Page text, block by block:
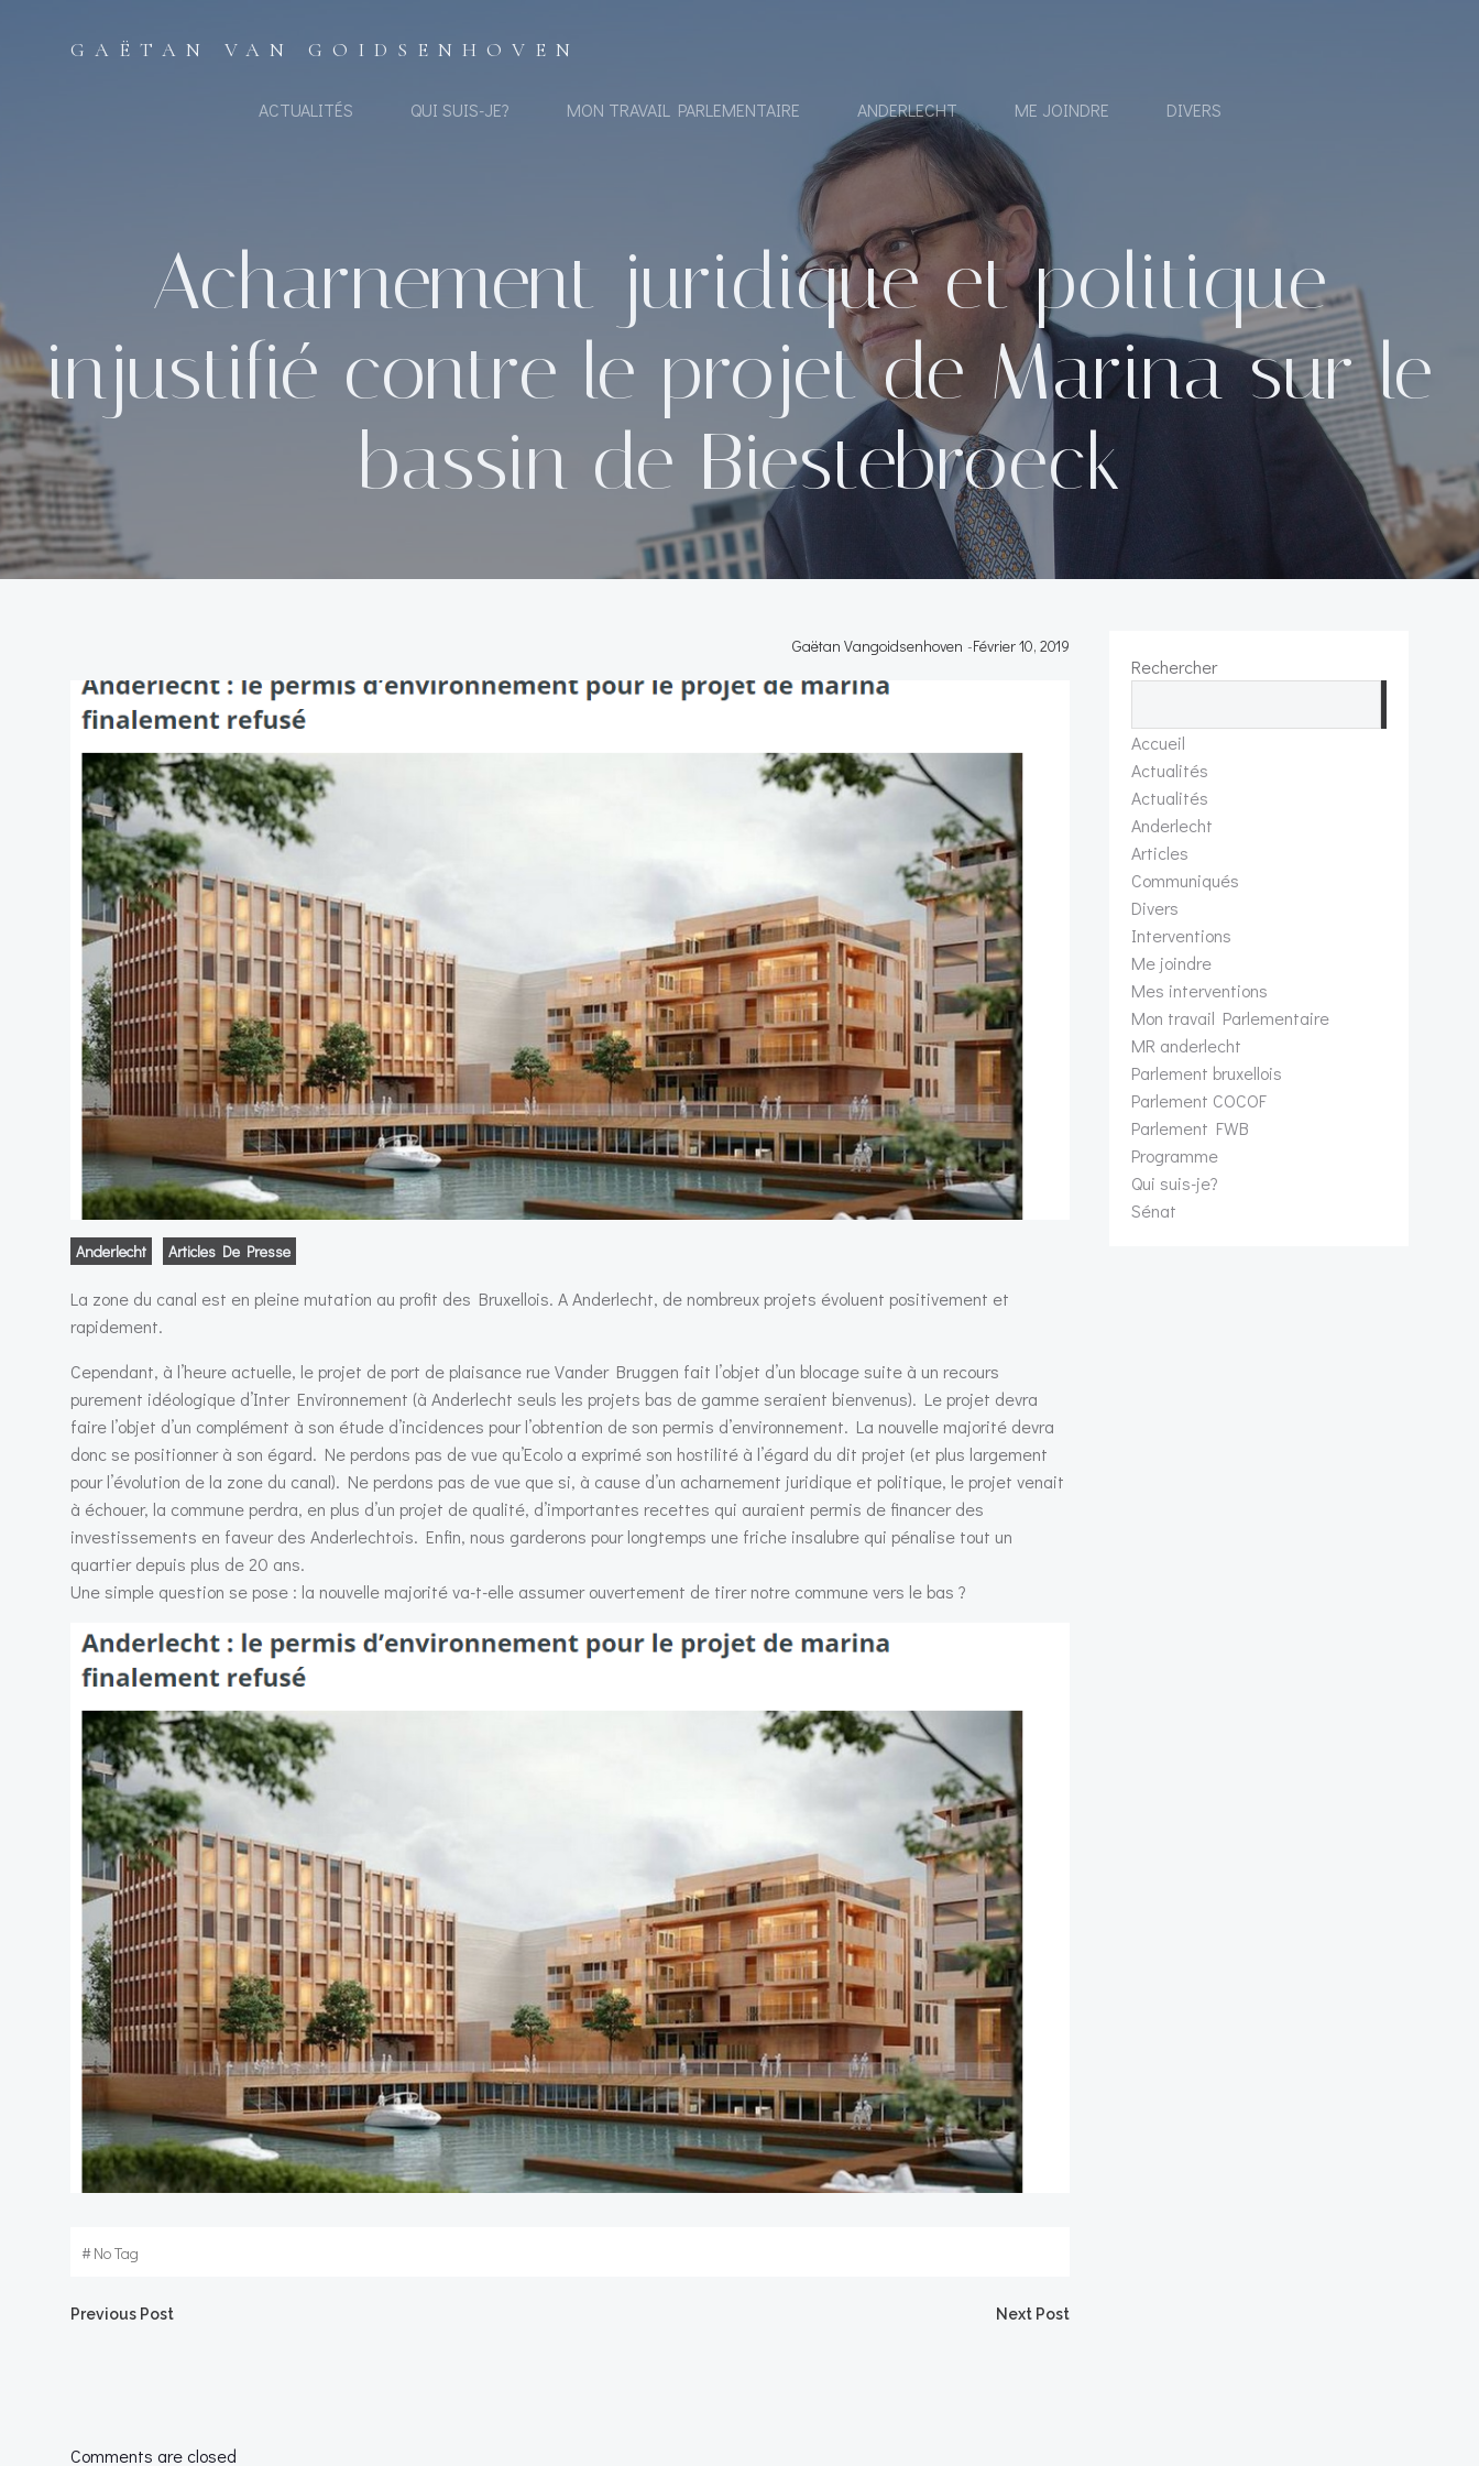
GAËTAN VAN GOIDSENHOVEN
ACTUALITÉS QUI SUIS-JE? MON TRAVAIL PARLEMENTAIRE ANDERLECHT ME JOINDRE DIVERS
Acharnement juridique et politique
injustifié contre le projet de Marina sur le
bassin de Biestebroeck
Gaëtan Vangoidsenhoven -Février 10, 2019
Anderlecht Articles De Presse
La zone du canal est en pleine mutation au profit des Bruxellois. A Anderlecht, de nombreux projets évoluent positivement et
rapidement.
Cependant, à l’heure actuelle, le projet de port de plaisance rue Vander Bruggen fait l’objet d’un blocage suite à un recours
purement idéologique d’Inter Environnement (à Anderlecht seuls les projets bas de gamme seraient bienvenus). Le projet devra
faire l’objet d’un complément à son étude d’incidences pour l’obtention de son permis d’environnement. La nouvelle majorité devra
donc se positionner à son égard. Ne perdons pas de vue qu’Ecolo a exprimé son hostilité à l’égard du dit projet (et plus largement
pour l’évolution de la zone du canal). Ne perdons pas de vue que si, à cause d’un acharnement juridique et politique, le projet venait
à échouer, la commune perdra, en plus d’un projet de qualité, d’importantes recettes qui auraient permis de financer des
investissements en faveur des Anderlechtois. Enfin, nous garderons pour longtemps une friche insalubre qui pénalise tout un
quartier depuis plus de 20 ans.
Une simple question se pose : la nouvelle majorité va-t-elle assumer ouvertement de tirer notre commune vers le bas ?
#No Tag
Post
Previous Post Next Post
Comments are closed
Rechercher
Accueil
Actualités
Actualités
Anderlecht
Articles
Communiqués
Divers
Interventions
Me joindre
Mes interventions
Mon travail Parlementaire
MR anderlecht
Parlement bruxellois
Parlement COCOF
Parlement FWB
Programme
Qui suis-je?
Sénat